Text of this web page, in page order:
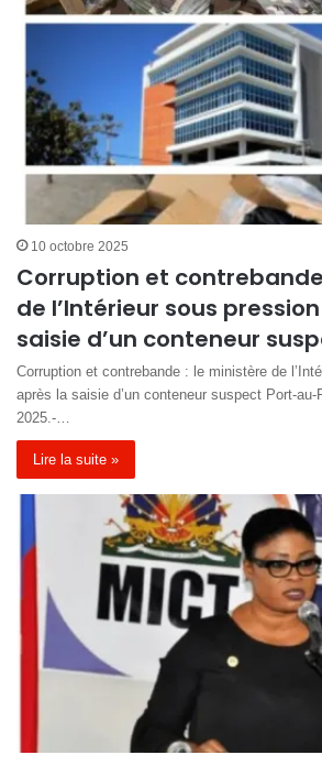
10 octobre 2025
Corruption et
de l’Intérieur sous
saisie d’un conteneur
Corruption et contrebande : le ministère de
après la saisie d’un conteneur suspect Port-
2025.-…
Lire la suite »